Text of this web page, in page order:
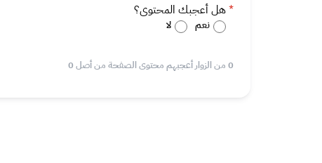
هل أعجبك المحتوى؟
نعم لا
0 من الزوار أعجبهم محتوى الصفحة من أصل 0